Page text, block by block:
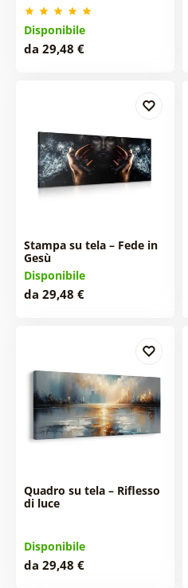
Disponibile
da 29,48 €
Stampa su tela – Fede in
Gesù
Disponibile
da 29,48 €
Quadro su tela – Riflesso
di luce
Disponibile
da 29,48 €